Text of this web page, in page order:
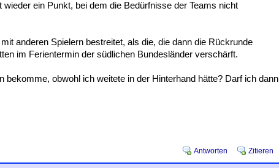
ein Punkt, bei dem die Bedürfnisse der Teams nicht
anderen Spielern bestreitet, als die, die dann die Rückrunde
im Ferientermin der südlichen Bundesländer verschärft.
obwohl ich weitete in der Hinterhand hätte? Darf ich dann
Antworten Zitieren